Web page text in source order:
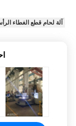
آلة لحام قطع الغطاء